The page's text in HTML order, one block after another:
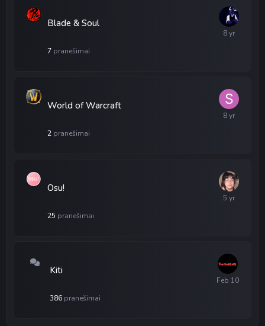
Blade & Soul
7 pranešimai
World of Warcraft
2 pranešimai
Osu!
25 pranešimai
Kiti
386 pranešimai